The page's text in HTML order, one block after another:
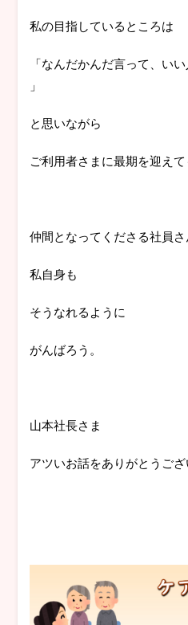
私の目指しているところは
「なんだかんだ言って、い
」
と思いながら
ご利用者さまに最期を迎え
仲間となってくださる社員さ
私自身も
そうなれるように
がんばろう。
山本社長さま
アツいお話をありがとうござ